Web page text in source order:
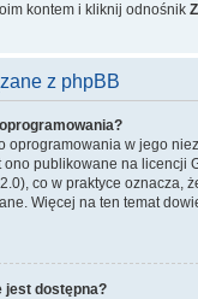
kontem i kliknij odnośnik
z phpBB
oprogramowania w jego
ono publikowane na licencji
co w praktyce oznacza,
Więcej na ten temat
jest dostępna?